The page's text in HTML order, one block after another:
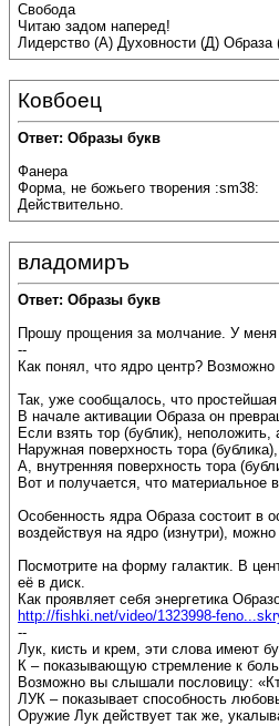
Свобода
Читаю задом наперед!
Лидерство (А) Духовности (Д)
Ковбоец
Ответ: Образы букв
Фанера
Форма, не божьего творения :sm38:
Действительно.
владомиръ
Ответ: Образы букв
Прошу прощения за молчание. У меня
--
Как понял, что ядро центр?
Так, уже сообщалось, что
В начале активации Образа он
Если взять тор (бублик),
Наружная поверхность тора
А, внутренняя поверхность тора
Вот и получается, что
Особенность ядра Образа состоит в
воздействуя на ядро (изнутри),
Посмотрите на форму галактик. В
её в диск.
Как проявляет себя энергетика
http://fishki.net/video/1323998-
--
Лук, кисть и крем, эти слова имеют
К – показывающую стремление к
Возможно вы слышали пословицу:
ЛУК – показывает способность
Оружие Лук действует так же,